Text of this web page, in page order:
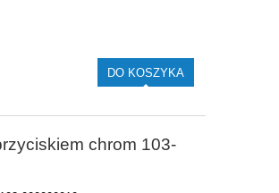
DO KOSZYKA
chrom 103-